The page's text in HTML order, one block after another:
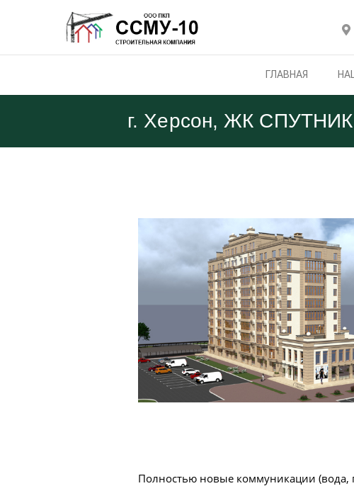
ГЛАВНАЯ
г. Херсон, ЖК СПУТНИК
Полностью новые коммуникации (вода,